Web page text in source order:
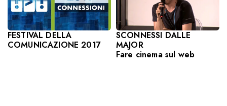
FESTIVAL DELLA
COMUNICAZIONE 2017
SCONNESSI DALLE
MAJOR
Fare cinema sul web